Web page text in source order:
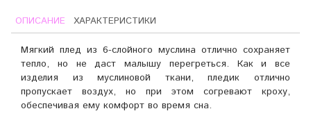
ОПИСАНИЕ ХАРАКТЕРИСТИКИ
Мягкий плед из 6-слойного муслина отлично сохраняет
тепло, но не даст малышу перегреться. Как и все
изделия из муслиновой ткани, пледик отлично
пропускает воздух, но при этом согревают кроху,
обеспечивая ему комфорт во время сна.